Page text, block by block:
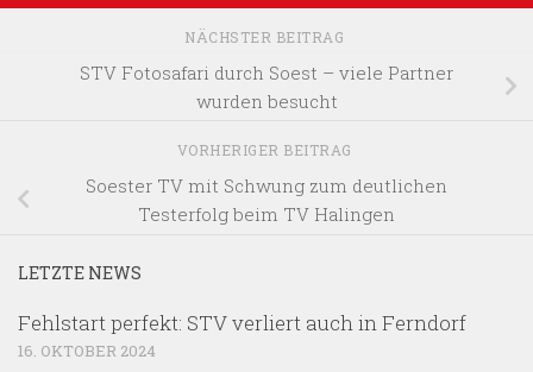
NÄCHSTER BEITRAG
STV Fotosafari durch Soest – viele Partner
wurden besucht
VORHERIGER BEITRAG
Soester TV mit Schwung zum deutlichen
Testerfolg beim TV Halingen
LETZTE NEWS
Fehlstart perfekt: STV verliert auch in Ferndorf
16. OKTOBER 2024